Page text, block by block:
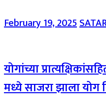
February 19, 2025
योगांच्या
मध्ये साजरा झाला योग